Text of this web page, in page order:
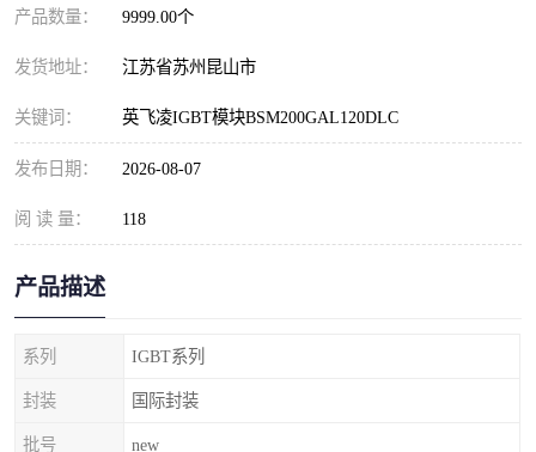
产品数量： 9999.00个
发货地址： 江苏省苏州昆山市
关键词： 英飞凌IGBT模块BSM200GAL120DLC
发布日期： 2026-08-07
阅 读 量： 118
产品描述
系列 IGBT系列
封装 国际封装
批号 new